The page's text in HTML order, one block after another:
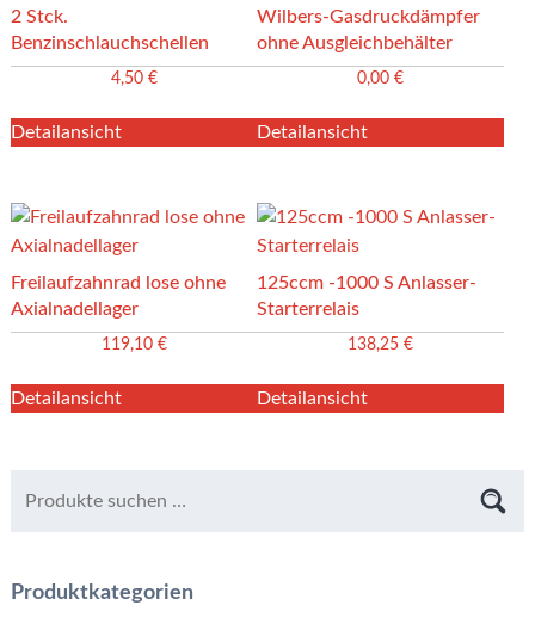
2 Stck.
Benzinschlauchschellen
4,50 €
Detailansicht
Wilbers-Gasdruckdämpfer
ohne Ausgleichbehälter
0,00€
Detailansicht
Freilaufzahnrad lose ohne
Axialnadellager
119,10 €
Detailansicht
125ccm -1000 S Anlasser-
Starterrelais
138,25€
Detailansicht
Produktkategorien